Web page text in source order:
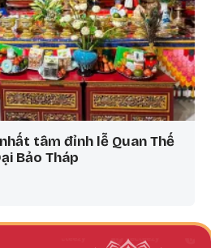
tâm đỉnh lễ Quan Thế
Bảo Tháp